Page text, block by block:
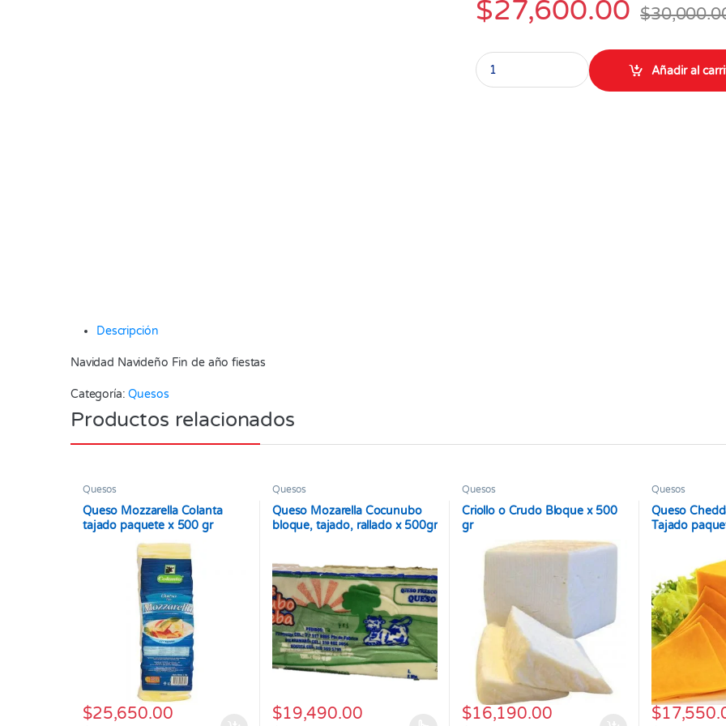
$27,600.00 $
Queso Holandés Colanta bola x 250 gr quantity
Añadir al
Descripción
Navidad Navideño Fin de año fiestas
Categoría:Quesos
Productos relacionados
Quesos
Queso Mozzarella Colanta
tajado paquete x 500 gr
$25,650.00
Quesos
Queso Mozarella Cocunubo
bloque, tajado, rallado x 500gr
$19,490.00
Quesos
Criollo o Crudo Bloque x 500
gr
$16,190.00
Quesos
Queso
Tajado
$